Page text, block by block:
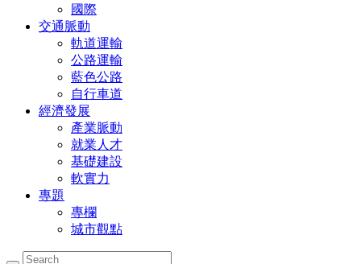
國際
交通脈動
軌道運輸
公路運輸
藍色公路
自行車道
經濟發展
產業脈動
就業人才
基礎建設
軟實力
專題
專欄
城市觀點